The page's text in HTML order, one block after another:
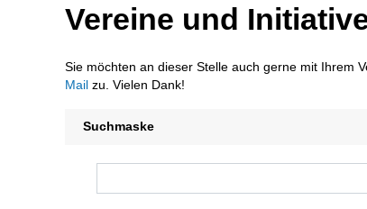
Vereine und
Sie möchten an dieser Stelle auch gerne mit Ihrem
Mail zu. Vielen Dank!
Suchmaske